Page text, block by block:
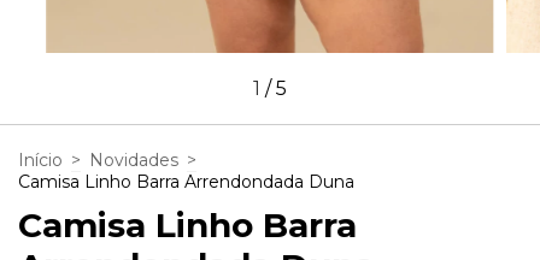
1 /5
Início > Novidades >
Camisa Linho Barra Arrendondada Duna
Camisa Linho Barra